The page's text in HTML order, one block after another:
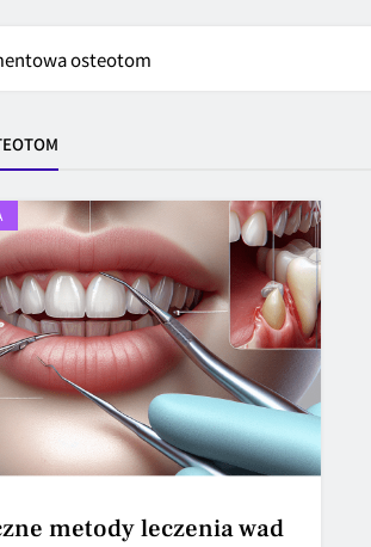
osteotom
metody leczenia wad